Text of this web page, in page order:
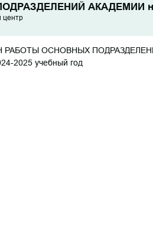
АКАДЕМИИ на
центр
РАБОТЫ ОСНОВНЫХ
2025 учебный год